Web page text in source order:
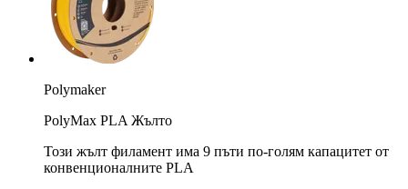
Polymaker
PolyMax PLA Жълто
Този жълт филамент има 9 пъти по-голям капацитет от
конвенционалните PLA